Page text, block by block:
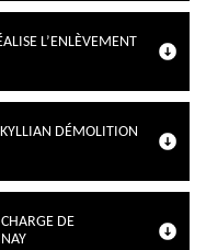
L’ENLÈVEMENT
DÉMOLITION
DE